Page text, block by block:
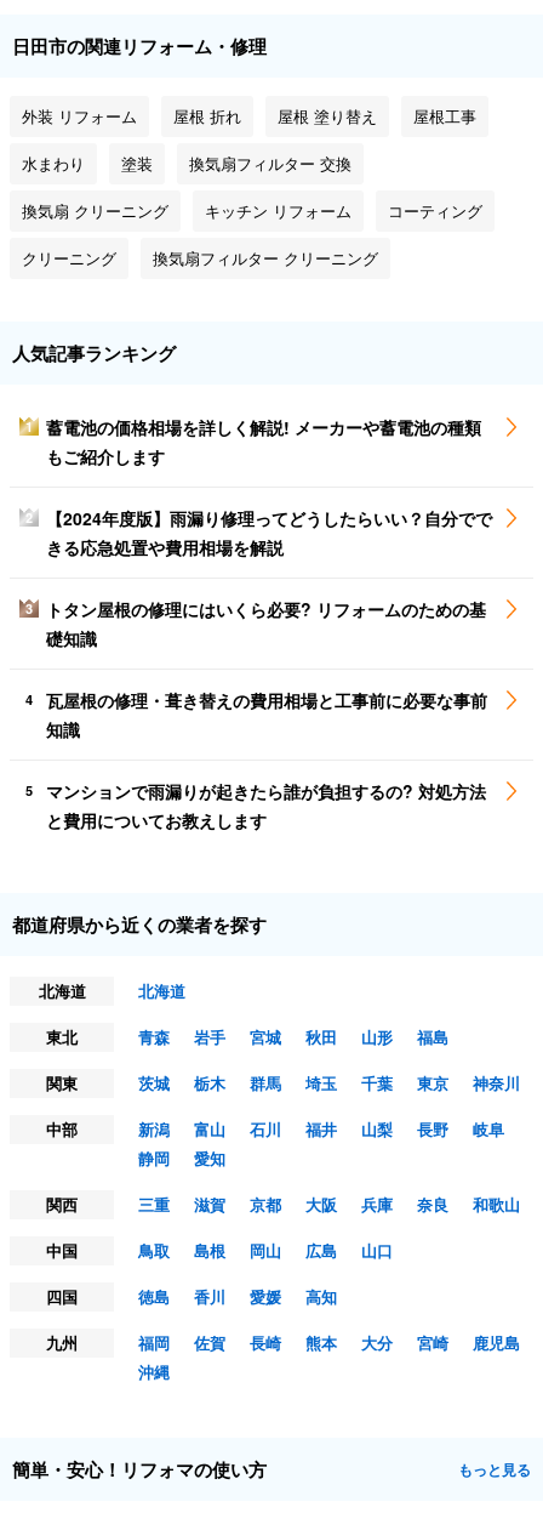
日田市の関連リフォーム・修理
外装 リフォーム 屋根 折れ 屋根 塗り替え 屋根工事
水まわり 塗装 換気扇フィルター 交換
換気扇 クリーニング キッチン リフォーム コーティング
クリーニング 換気扇フィルター クリーニング
人気記事ランキング
1
蓄電池の価格相場を詳しく解説! メーカーや蓄電池の種類
もご紹介します
2
【2024年度版】雨漏り修理ってどうしたらいい？自分でで
きる応急処置や費用相場を解説
3
トタン屋根の修理にはいくら必要? リフォームのための基
礎知識
4
瓦屋根の修理・葺き替えの費用相場と工事前に必要な事前
知識
5
マンションで雨漏りが起きたら誰が負担するの? 対処方法
と費用についてお教えします
都道府県から近くの業者を探す
北海道
北海道
東北
青森 岩手 宮城 秋田 山形
福島
関東
茨城 栃木 群馬 埼玉 千葉 東京
神奈川
中部
新潟 富山 石川 福井 山梨 長野
岐阜
静岡
愛知
関西
三重 滋賀 京都 大阪 兵庫 奈良
和歌山
中国
鳥取 島根 岡山 広島
山口
四国
徳島 香川 愛媛
高知
九州
福岡 佐賀 長崎 熊本 大分 宮崎
鹿児島
沖縄
簡単・安心！リフォマの使い方 もっと見る